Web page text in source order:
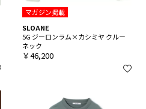
マガジン掲載
SLOANE
5G ジーロンラム×カシミヤ クルー
ネック
￥46,200